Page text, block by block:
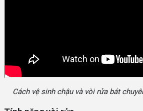
Cách vệ sinh chậu và vòi rửa bát